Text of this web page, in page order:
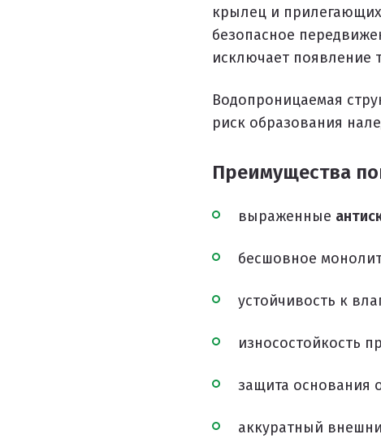
Водонепроницаемые покрытия
Покрытия детских площадок
Покрытия для спортивных площадок
крылец и
безопасное
исключает появление
Водопроницаемая
риск образования
Преимущества
выраженные
бесшовное
устойчивость к
износостойкость
защита основания
аккуратный